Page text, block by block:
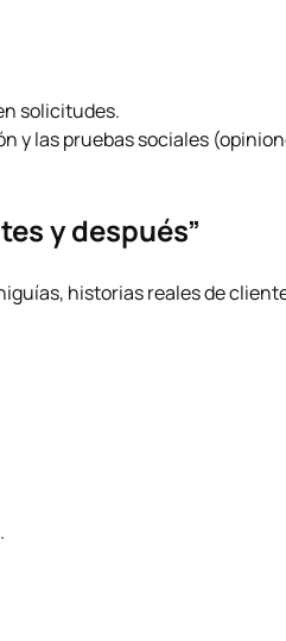
solicitudes.
y las pruebas sociales
y después”
historias reales de